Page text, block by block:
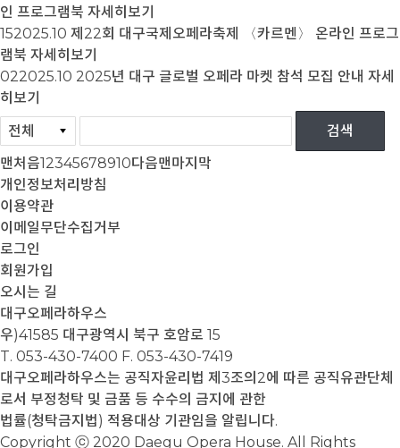
인 프로그램북 자세히보기
152025.10 제22회 대구국제오페라축제 〈카르멘〉 온라인 프로그
램북 자세히보기
022025.10 2025년 대구 글로벌 오페라 마켓 참석 모집 안내 자세
히보기
맨처음12345678910다음맨마지막
개인정보처리방침
이용약관
이메일무단수집거부
로그인
회원가입
오시는 길
대구오페라하우스
우)41585 대구광역시 북구 호암로 15
T. 053-430-7400 F. 053-430-7419
대구오페라하우스는 공직자윤리법 제3조의2에 따른 공직유관단체
로서 부정청탁 및 금품 등 수수의 금지에 관한
법률(청탁금지법) 적용대상 기관임을 알립니다.
Copyright ⓒ 2020 Daegu Opera House. All Rights